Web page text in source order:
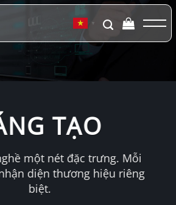
▼
TẠO
một nét đặc trưng. Mỗi
diện thương hiệu riêng
biệt.